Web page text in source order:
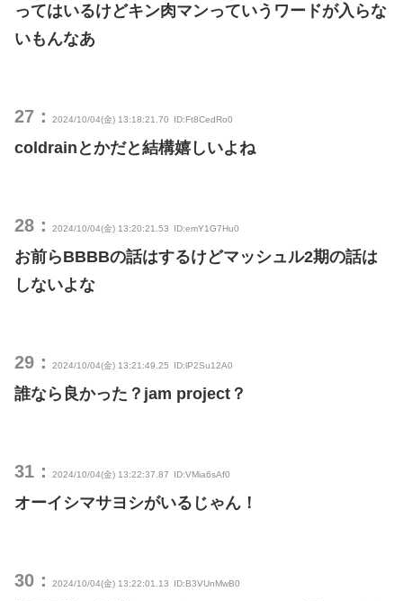
ってはいるけどキン肉マンっていうワードが入らな
いもんなあ
27： 2024/10/04(金) 13:18:21.70 ID:Ft8CedRo0
coldrainとかだと結構嬉しいよね
28： 2024/10/04(金) 13:20:21.53 ID:emY1G7Hu0
お前らBBBBの話はするけどマッシュル2期の話は
しないよな
29： 2024/10/04(金) 13:21:49.25 ID:lP2Su12A0
誰なら良かった？jam project？
31： 2024/10/04(金) 13:22:37.87 ID:VMia6sAf0
オーイシマサヨシがいるじゃん！
30： 2024/10/04(金) 13:22:01.13 ID:B3VUnMwB0